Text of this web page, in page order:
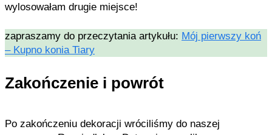
wylosowałam drugie miejsce!
zapraszamy do przeczytania artykułu: Mój pierwszy koń
– Kupno konia Tiary
Zakończenie i powrót
Po zakończeniu dekoracji wróciliśmy do naszej